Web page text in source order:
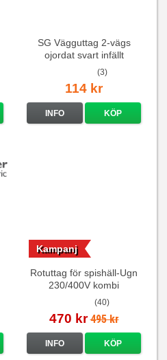
SG Vägguttag 2-vägs
ojordat svart infällt
16A/250V
(3)
114 kr
INFO KÖP
Rotuttag för spishäll-Ugn
230/400V kombi
(40)
Kampanj
470 kr 495 kr
INFO KÖP